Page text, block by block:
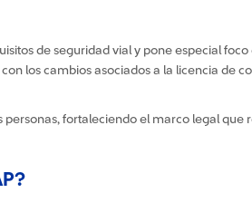
de seguridad vial y pone especial
los cambios asociados a la licencia de
fortaleciendo el marco legal